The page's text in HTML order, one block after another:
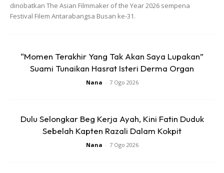
Sos tiram 2 sudu
3-4 asam keping (kalau suka masam letak lebih)
Taugeh (celurkan)optional
Timun (hiris nipis)
dinobatkan The Asian Filmmaker of the Year 2026 sempena
Festival Filem Antarabangsa Busan ke-31.
“Momen Terakhir Yang Tak Akan Saya Lupakan”
Suami Tunaikan Hasrat Isteri Derma Organ
Nana - 7 Ogo 2026
Dulu Selongkar Beg Kerja Ayah, Kini Fatin Duduk
Sebelah Kapten Razali Dalam Kokpit
Nana - 7 Ogo 2026